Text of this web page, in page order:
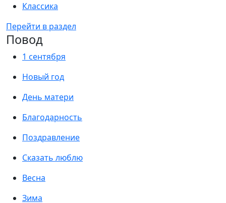
Классика
Перейти в раздел
Повод
1 сентября
Новый год
День матери
Благодарность
Поздравление
Сказать люблю
Весна
Зима